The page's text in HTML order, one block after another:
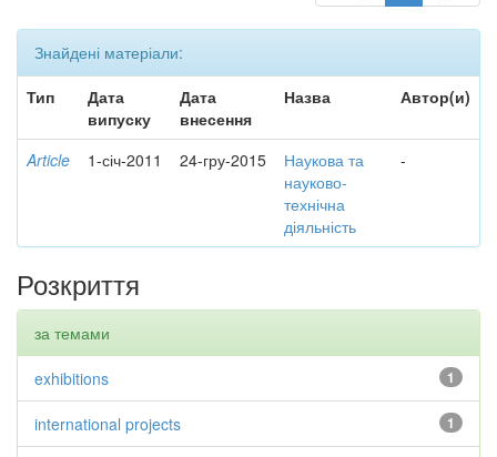
Знайдені матеріали:
Тип
Дата
випуску
Дата
внесення
Назва Автор(и)
Article 1-січ-2011 24-гру-2015
Наукова та
науково-
технічна
діяльність
-
Розкриття
за темами
1
exhibitions
1
international projects